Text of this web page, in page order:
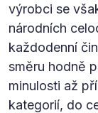
výrobci se
národních
každodenní
směru hodně
minulosti až
kategorií, do